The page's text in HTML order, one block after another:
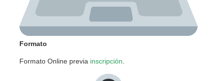
Formato
Formato Online previa inscripción